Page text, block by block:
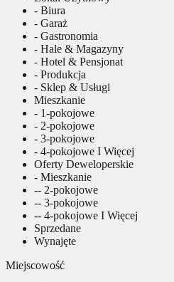
- Biura
- Garaż
- Gastronomia
- Hale & Magazyny
- Hotel & Pensjonat
- Produkcja
- Sklep & Usługi
Mieszkanie
- 1-pokojowe
- 2-pokojowe
- 3-pokojowe
- 4-pokojowe I Więcej
Oferty Deweloperskie
- Mieszkanie
-- 2-pokojowe
-- 3-pokojowe
-- 4-pokojowe I Więcej
Sprzedane
Wynajęte
Miejscowość